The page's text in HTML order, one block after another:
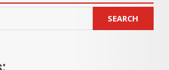
SEARCH